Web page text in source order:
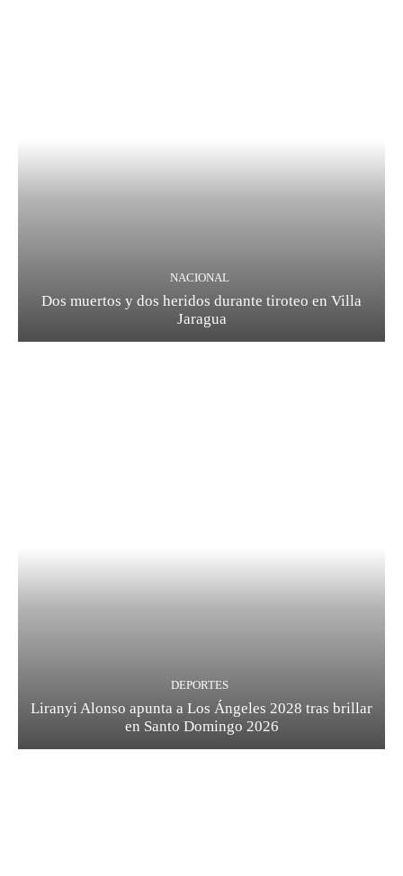
NACIONAL
Dos muertos y dos heridos durante tiroteo en Villa
Jaragua
DEPORTES
Liranyi Alonso apunta a Los Ángeles 2028 tras brillar
en Santo Domingo 2026